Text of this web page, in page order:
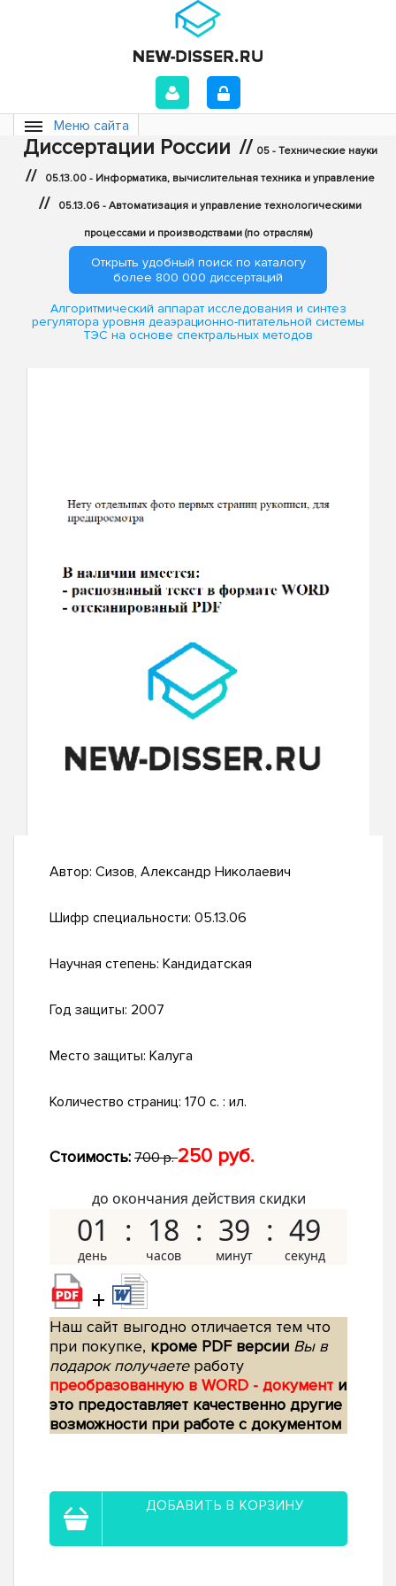
Меню сайта
Диссертации России // 05 - Технические науки
// 05.13.00 - Информатика, вычислительная техника и управление
// 05.13.06 - Автоматизация и управление технологическими
процессами и производствами (по отраслям)
Открыть удобный поиск по каталогу
более 800 000 диссертаций
Алгоритмический аппарат исследования и синтез
регулятора уровня деаэрационно-питательной системы
ТЭС на основе спектральных методов
Автор: Сизов, Александр Николаевич
Шифр специальности: 05.13.06
Научная степень: Кандидатская
Год защиты: 2007
Место защиты: Калуга
Количество страниц: 170 с. : ил.
Стоимость: 700 р.250 руб.
до окончания действия скидки
01 18 39 48
+
Наш сайт выгодно отличается тем что
при покупке, кроме PDF версии Вы в
подарок получаетеработу
преобразованную в WORD - документ и
это предоставляет качественно другие
возможности при работе с документом
ДОБАВИТЬ В КОРЗИНУ